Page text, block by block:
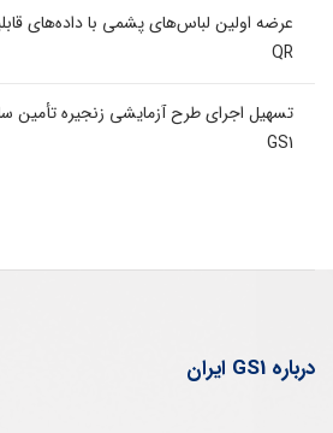
عرضه اولین لباس‌های پشمی با داده‌های
QR
GS1
درباره GS1 ایران